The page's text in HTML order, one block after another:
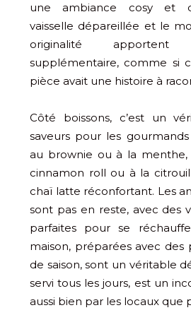
une ambiance cosy et
vaisselle dépareillée et le
originalité
supplémentaire, comme si
pièce avait une histoire à
Côté boissons, c’est un
saveurs pour les
au brownie ou à la
cinnamon roll ou à la
chaï latte réconfortant. Les
sont pas en reste, avec des
parfaites pour se
maison, préparées avec des
de saison, sont un véritable
servi tous les jours, est un
aussi bien par les locaux que